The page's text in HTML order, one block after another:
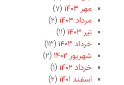
27. وطن من - ایرج بسطامی
28. سرو بلند - ایرج بسطامی
29. آستان جانان - شجریان
30. شیدایی - شجریان
مهر ۱۴۰۳
(۷)
مرداد ۱۴۰۳
(۲)
تیر ۱۴۰۳
(۱۱)
خرداد ۱۴۰۳
(۱۳)
شهریور ۱۴۰۲
(۲)
خرداد ۱۴۰۲
(۱)
اسفند ۱۴۰۱
(۲)